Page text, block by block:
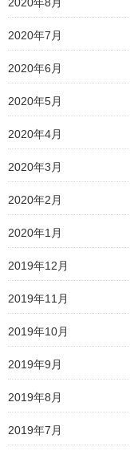
2020年7月
2020年6月
2020年5月
2020年4月
2020年3月
2020年2月
2020年1月
2019年12月
2019年11月
2019年10月
2019年9月
2019年8月
2019年7月